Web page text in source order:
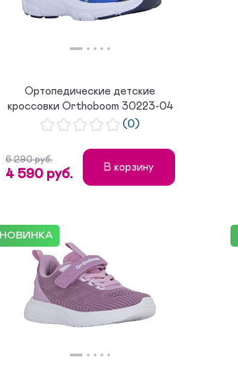
Ортопедические детские
кроссовки Orthoboom 30223-04
синий ...
(0)
6 290 руб.
4 590 руб. В корзину
НОВИНКА